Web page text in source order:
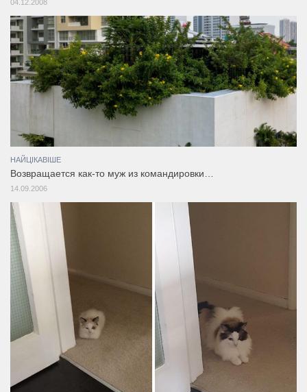
04.12.2008
НАЙЦІКАВІШЕ
Возвращается как-то муж из командировки…
14.09.2006